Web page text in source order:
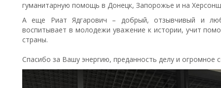
гуманитарную помощь в Донецк, Запорожье и на
А еще Риат Ядгарович – добрый, отзывчивый и
воспитывает в молодежи уважение к истории, учит
страны.
Спасибо за Вашу энергию, преданность делу и огромное